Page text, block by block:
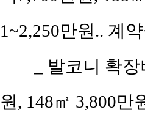
1~2,250만원.. 계
_ 발코니 확
원, 148㎡ 3,800만